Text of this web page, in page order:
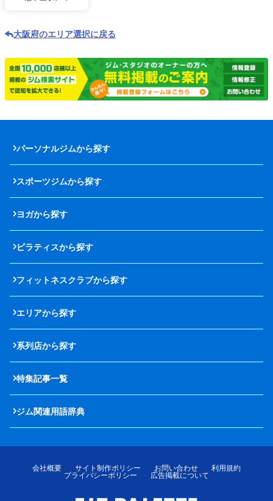
大阪府のエリア選択に戻る
パーソナルジムから探す
スポーツジムから探す
ヨガから探す
ピラティスから探す
フィットネスクラブから探す
エリアから探す
系列店から探す
特集記事一覧
ジム関連用語辞典
会社概要 サイト制作ポリシー お問い合わせ
利用規約
プライバシーポリシー
広告掲載について